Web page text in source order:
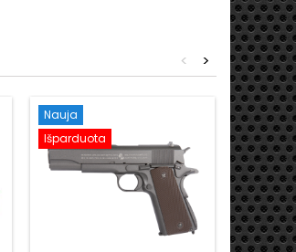
>
<
Nauja
Išparduota
Nauja